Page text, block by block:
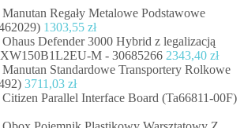
Manutan Regały Metalowe Podstawowe
1303,55 zł
Ohaus Defender 3000 Hybrid z legalizacją
M - 30685266 2343,40 zł
Manutan Standardowe Transportery Rolkowe
3711,03 zł
Citizen Parallel Interface Board (Ta66811-00F)